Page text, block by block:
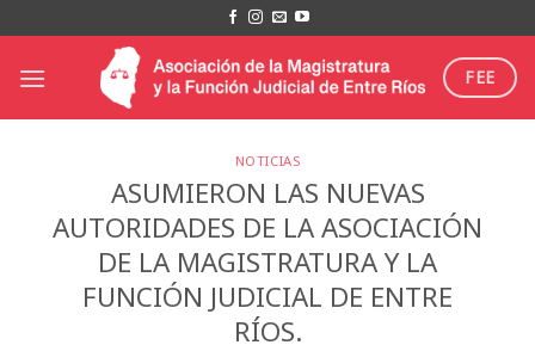
al
contenido
FEE
NOTICIAS
ASUMIERON LAS NUEVAS
AUTORIDADES DE LA ASOCIACIÓN
DE LA MAGISTRATURA Y LA
FUNCIÓN JUDICIAL DE ENTRE
RÍOS.